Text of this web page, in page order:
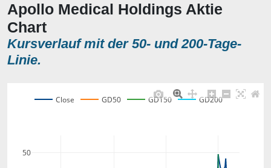
Apollo Medical Holdings Aktie
Chart
Kursverlauf mit der 50- und 200-Tage-
Linie.
50
Close GD50 GD150 GD200